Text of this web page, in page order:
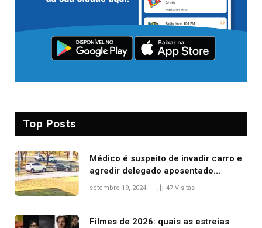
Top Posts
Médico é suspeito de invadir carro e
agredir delegado aposentado
durante confusão no trânsito
setembro 19, 2024 47 Visitas
Filmes de 2026: quais as estreias